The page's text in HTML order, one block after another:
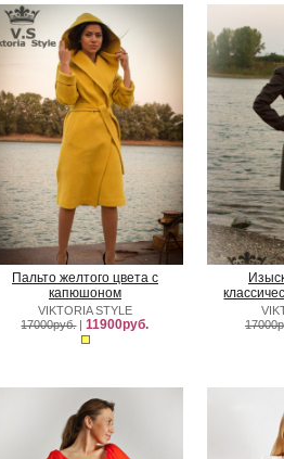
Пальто желтого цвета с
капюшоном
VIKTORIA STYLE
17000руб.|11900руб.